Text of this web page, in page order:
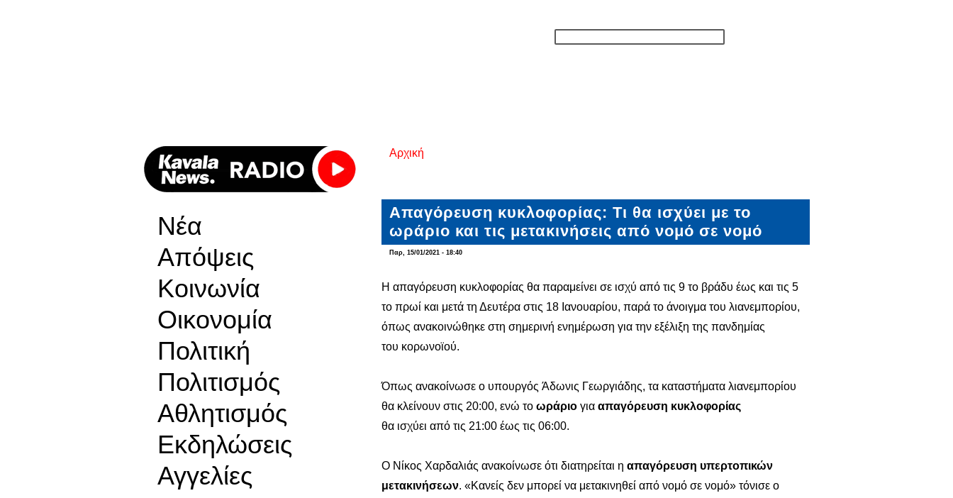
Νέα
Απόψεις
Κοινωνία
Οικονομία
Πολιτική
Πολιτισμός
Αθλητισμός
Εκδηλώσεις
Αγγελίες
Είστε εδώ
Αρχική
Απαγόρευση κυκλοφορίας: Τι θα ισχύει με το
ωράριο και τις μετακινήσεις από νομό σε νομό
Παρ, 15/01/2021 - 18:40
Η απαγόρευση κυκλοφορίας θα παραμείνει σε ισχύ από τις 9 το βράδυ έως και τις 5
το πρωί και μετά τη Δευτέρα στις 18 Ιανουαρίου, παρά το άνοιγμα του λιανεμπορίου,
όπως ανακοινώθηκε στη σημερινή ενημέρωση για την εξέλιξη της πανδημίας
του κορωνοϊού.
Όπως ανακοίνωσε ο υπουργός Άδωνις Γεωργιάδης, τα καταστήματα λιανεμπορίου
θα κλείνουν στις 20:00, ενώ το ωράριο για απαγόρευση κυκλοφορίας
θα ισχύει από τις 21:00 έως τις 06:00.
Ο Νίκος Χαρδαλιάς ανακοίνωσε ότι διατηρείται η απαγόρευση υπερτοπικών
μετακινήσεων. «Κανείς δεν μπορεί να μετακινηθεί από νομό σε νομό» τόνισε ο